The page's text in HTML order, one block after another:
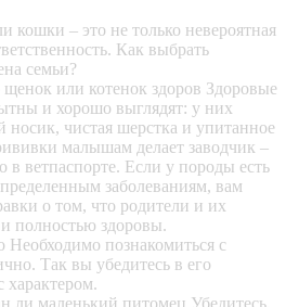
кошки – это не только невероятная
Как выбрать
семьи?
щенок или котенок здоров Здоровые
и хорошо выглядят: у них
носик, чистая шерстка и упитанное
малышам делает заводчик –
в ветпаспорте. Если у породы есть
заболеваниям, вам
о том, что родители и их
полностью здоровы.
Необходимо познакомиться с
Так вы убедитесь в его
характером.